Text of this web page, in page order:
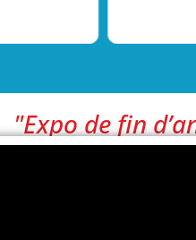
"Expo de fin